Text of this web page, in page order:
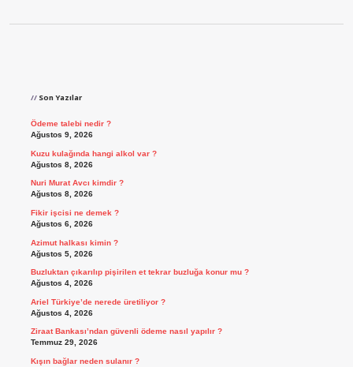
Son Yazılar
Ödeme talebi nedir ?
Ağustos 9, 2026
Kuzu kulağında hangi alkol var ?
Ağustos 8, 2026
Nuri Murat Avcı kimdir ?
Ağustos 8, 2026
Fikir işcisi ne demek ?
Ağustos 6, 2026
Azimut halkası kimin ?
Ağustos 5, 2026
Buzluktan çıkarılıp pişirilen et tekrar buzluğa konur mu ?
Ağustos 4, 2026
Ariel Türkiye’de nerede üretiliyor ?
Ağustos 4, 2026
Ziraat Bankası’ndan güvenli ödeme nasıl yapılır ?
Temmuz 29, 2026
Kışın bağlar neden sulanır ?